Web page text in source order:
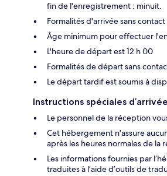
fin de l'enregistrement : minuit.
Formalités d'arrivée sans contact
Âge minimum pour effectuer
L'heure de départ est 12 h 00
Formalités de départ sans
Le départ tardif est soumis à
Instructions spéciales d’arrivée
Le personnel de la réception
Cet hébergement n'assure
après les heures normales de la
Les informations fournies par
traduites à l’aide d’outils de